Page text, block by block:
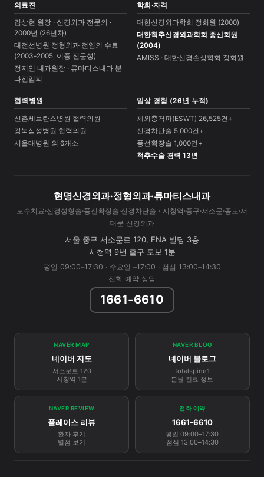
의료진
김상현 원장 · 신경외과 전문의 ·
2000년 (26년차)
대전선병원 정형외과 전임의 수료
(2003-2005, 이중 전문성)
정지인 내과원장 · 류마티스내과 분
과전임의
학회·자격
대한신경외과학회 정회원 (2000)
대한척추신경외과학회 종신회원
(2004)
AMISS · 대한신경손상학회 정회원
협력병원
신촌세브란스병원 협력의원
강북삼성병원 협력의원
서울대병원 외 6개소
임상 경험 (26년 누적)
체외충격파(ESWT) 26,525건+
신경차단술 5,000건+
풍선확장술 1,000건+
척추수술 경력 13년
현명신경외과·정형외과·류마티스내과
도수치료·신경성형술·풍선확장술·신경차단술 · 시청역·중구·서소문·종로·서
대문 신경외과
서울 중구 서소문로 120, ENA 빌딩 3층
시청역 9번 출구 도보 1분
평일 09:00–17:30 · 수요일 –17:00 · 점심 13:00–14:30
전화 예약·상담
1661-6610
NAVER MAP
네이버 지도
서소문로 120
시청역 1분
NAVER BLOG
네이버 블로그
totalspine1
본원 진료 정보
NAVER REVIEW
플레이스 리뷰
환자 후기
별점 보기
전화 예약
1661-6610
평일 09:00–17:30
점심 13:00–14:30